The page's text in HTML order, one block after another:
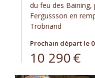
du feu des
Fergussson en
Trobriand
Prochain départ le
10 290€